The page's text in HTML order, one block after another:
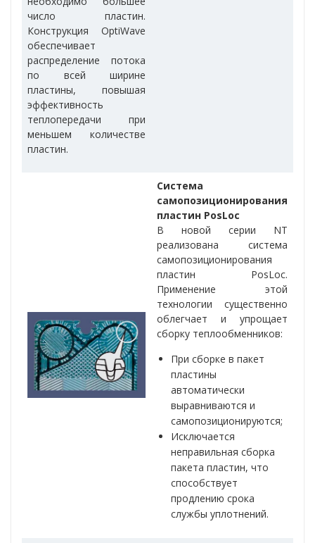
число пластин.
Конструкция OptiWave
обеспечивает
распределение потока
по всей ширине
пластины, повышая
эффективность
теплопередачи при
меньшем количестве
пластин.
Cистема
самопозиционирования
пластин PosLoc
В новой серии NT
реализована система
самопозиционирования
пластин PosLoc.
Применение этой
технологии существенно
облегчает и упрощает
сборку теплообменников:
При сборке в пакет
пластины
автоматически
выравниваются и
самопозиционируются;
Исключается
неправильная сборка
пакета пластин, что
способствует
продлению срока
службы уплотнений.